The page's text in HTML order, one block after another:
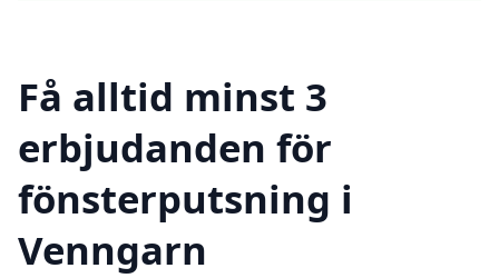
Få alltid minst 3
erbjudanden för
fönsterputsning i
Venngarn